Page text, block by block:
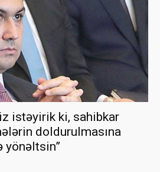
istəyirik ki, sahibkar
doldurulmasına
yönəltsin”